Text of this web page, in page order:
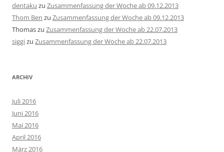
dentaku zu Zusammenfassung der Woche ab 09.12.2013
Thom Ben zu Zusammenfassung der Woche ab 09.12.2013
Thomaszu Zusammenfassung der Woche ab 22.07.2013
siggizu Zusammenfassung der Woche ab 22.07.2013
ARCHIV
Juli 2016
Juni 2016
Mai 2016
April 2016
März 2016